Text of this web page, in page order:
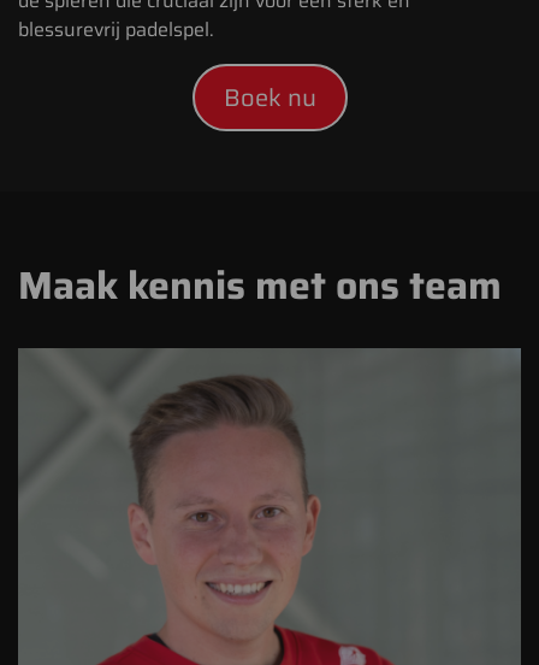
blessurevrij padelspel.
Boek nu
Maak kennis met ons team